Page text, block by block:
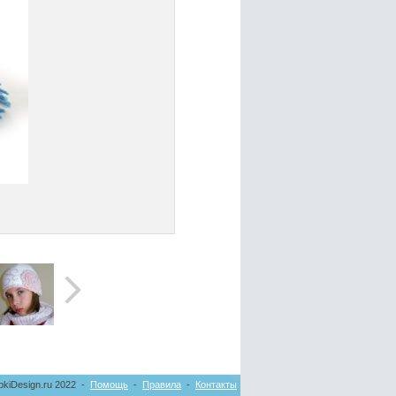
2022 - Помощь - Правила - Контакты